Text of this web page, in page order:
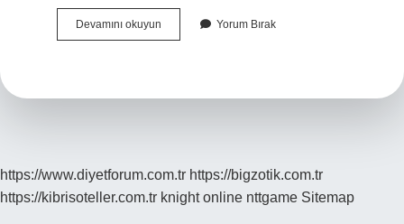
Devamını okuyun Hastanelerde
Süt
Yorum Bırak
https://www.diyetforum.com.tr https://bigzotik.com.tr
https://kibrisoteller.com.tr knight online nttgame Sitemap